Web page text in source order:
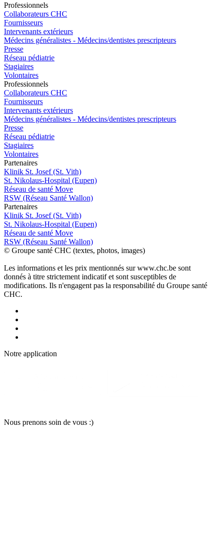
Professionnels
Collaborateurs CHC
Fournisseurs
Intervenants extérieurs
Médecins généralistes - Médecins/dentistes prescripteurs
Presse
Réseau pédiatrie
Stagiaires
Volontaires
Professionnels
Collaborateurs CHC
Fournisseurs
Intervenants extérieurs
Médecins généralistes - Médecins/dentistes prescripteurs
Presse
Réseau pédiatrie
Stagiaires
Volontaires
Partenaires
Klinik St. Josef (St. Vith)
St. Nikolaus-Hospital (Eupen)
Réseau de santé Move
RSW (Réseau Santé Wallon)
Partenaires
Klinik St. Josef (St. Vith)
St. Nikolaus-Hospital (Eupen)
Réseau de santé Move
RSW (Réseau Santé Wallon)
© Groupe santé CHC (textes, photos, images)
Les informations et les prix mentionnés sur www.chc.be sont
donnés à titre strictement indicatif et sont susceptibles de
modifications. Ils n'engagent pas la responsabilité du Groupe santé
CHC.
Notre application
Nous prenons soin de vous :)